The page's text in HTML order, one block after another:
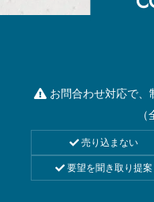
お問合わせ対応で、
売り込まない
要望を聞き取り提案